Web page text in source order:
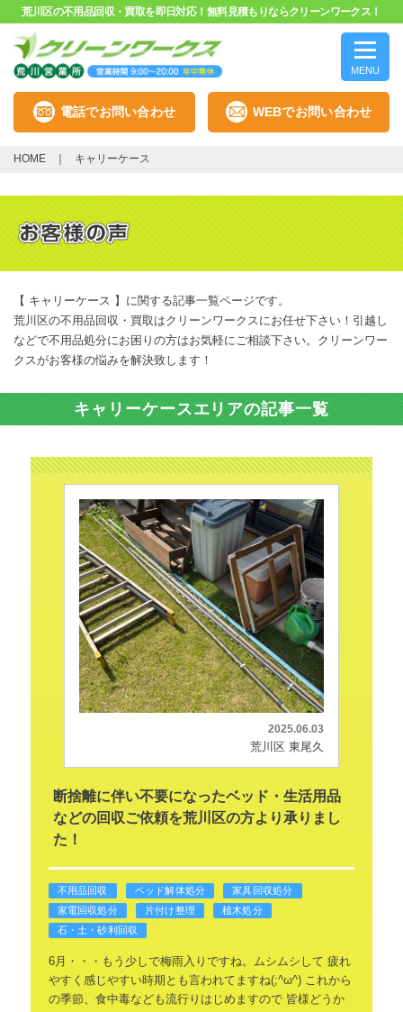
荒川区の不用品回収・買取を即日対応！無料見積もりならクリーンワークス！
MENU
電話でお問い合わせ WEBでお問い合わせ
HOME キャリーケース
【 キャリーケース 】に関する記事一覧ページです。
荒川区の不用品回収・買取はクリーンワークスにお任せ下さい！引越し
などで不用品処分にお困りの方はお気軽にご相談下さい。クリーンワー
クスがお客様の悩みを解決致します！
キャリーケースエリアの記事一覧
2025.06.03
荒川区 東尾久
断捨離に伴い不要になったベッド・生活用品
などの回収ご依頼を荒川区の方より承りまし
た！
不用品回収 ベッド解体処分
家具回収処分
家電回収処分
片付け整理
植木処分
石・土・砂利回収
6月・・・もう少しで梅雨入りですね。ムシムシして 疲れ
やすく感じやすい時期とも言われてますね(;^ω^)これから
の季節、食中毒なども流行りはじめますので皆様どうか